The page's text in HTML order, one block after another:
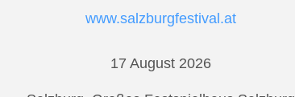
www.salzburgfestival.at
17 August 2026